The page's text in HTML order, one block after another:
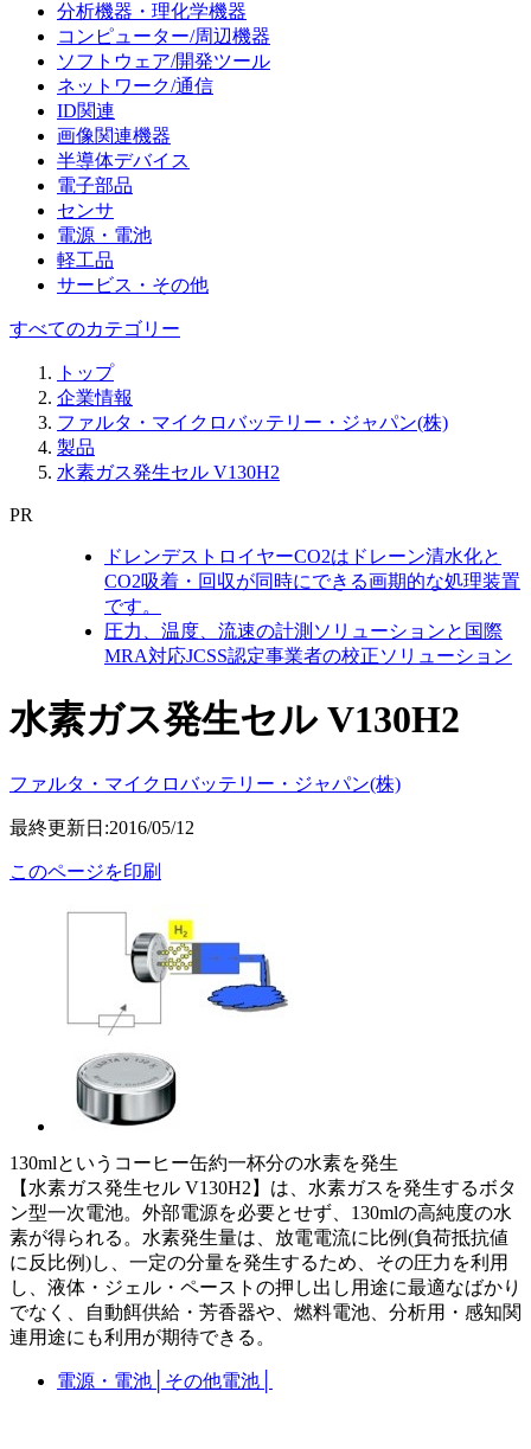
分析機器・理化学機器
コンピューター/周辺機器
ソフトウェア/開発ツール
ネットワーク/通信
ID関連
画像関連機器
半導体デバイス
電子部品
センサ
電源・電池
軽工品
サービス・その他
すべてのカテゴリー
トップ
企業情報
ファルタ・マイクロバッテリー・ジャパン(株)
製品
水素ガス発生セル V130H2
PR
ドレンデストロイヤーCO2はドレーン清水化と
CO2吸着・回収が同時にできる画期的な処理装置
です。
圧力、温度、流速の計測ソリューションと国際
MRA対応JCSS認定事業者の校正ソリューション
水素ガス発生セル V130H2
ファルタ・マイクロバッテリー・ジャパン(株)
最終更新日:2016/05/12
このページを印刷
130mlというコーヒー缶約一杯分の水素を発生
【水素ガス発生セル V130H2】は、水素ガスを発生するボタ
ン型一次電池。外部電源を必要とせず、130mlの高純度の水
素が得られる。水素発生量は、放電電流に比例(負荷抵抗値
に反比例)し、一定の分量を発生するため、その圧力を利用
し、液体・ジェル・ペーストの押し出し用途に最適なばかり
でなく、自動餌供給・芳香器や、燃料電池、分析用・感知関
連用途にも利用が期待できる。
電源・電池 その他電池